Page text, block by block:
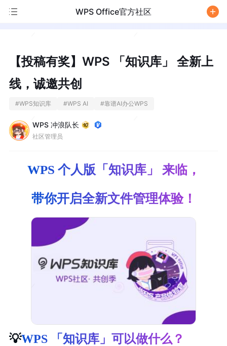
WPS Office官方社区
【投稿有奖】WPS 「知识库」 全新上
线，诚邀共创
#WPS知识库 #WPS AI #靠谱AI办公WPS
WPS 冲浪队长
社区管理员
WPS 个人版「知识库」 来临，
带你开启全新文件管理体验！
💡WPS 「知识库」可以做什么？